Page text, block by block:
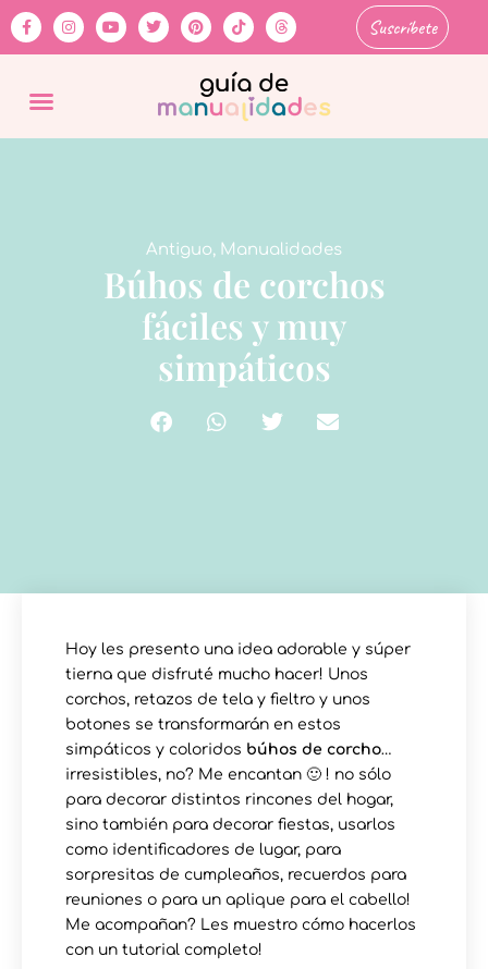
Suscríbete
Antiguo, Manualidades
Búhos de corchos
fáciles y muy
simpáticos
Hoy les presento una idea adorable y súper
tierna que disfruté mucho hacer! Unos
corchos, retazos de tela y fieltro y unos
botones se transformarán en estos
simpáticos y coloridos búhos de corcho…
irresistibles, no? Me encantan 🙂 ! no sólo
para decorar distintos rincones del hogar,
sino también para decorar fiestas, usarlos
como identificadores de lugar, para
sorpresitas de cumpleaños, recuerdos para
reuniones o para un aplique para el cabello!
Me acompañan? Les muestro cómo hacerlos
con un tutorial completo!